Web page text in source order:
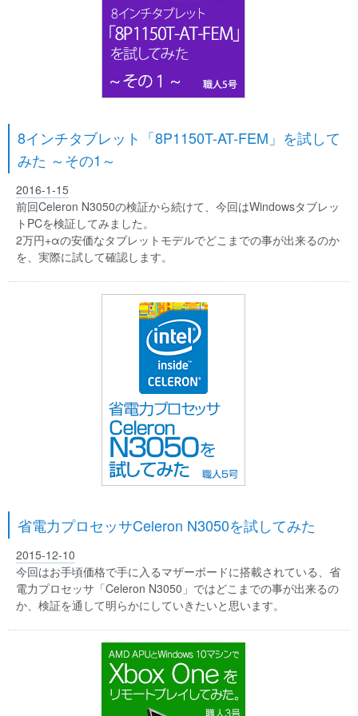
8インチタブレット「8P1150T-AT-FEM」を試して
みた ～その1～
2016-1-15
前回Celeron N3050の検証から続けて、今回はWindowsタブレッ
トPCを検証してみました。
2万円+αの安価なタブレットモデルでどこまでの事が出来るのか
を、実際に試して確認します。
省電力プロセッサCeleron N3050を試してみた
2015-12-10
今回はお手頃価格で手に入るマザーボードに搭載されている、省
電力プロセッサ「Celeron N3050」ではどこまでの事が出来るの
か、検証を通して明らかにしていきたいと思います。